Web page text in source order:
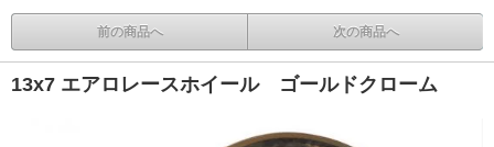
前の商品へ 次の商品へ
13x7 エアロレースホイール ゴールドクローム